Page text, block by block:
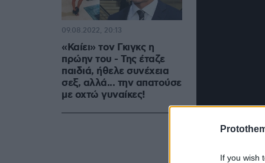
If you wish
«Καίει» τον Γκιγκς η
πρώην του - Της έταζε
παιδιά, ήθελε συνέχεια
σεξ, αλλά... την απατούσε
με οχτώ γυναίκες!
09.08.2022, 20:13